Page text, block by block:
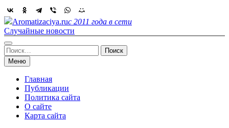
Skip
to
content
Aromatizaciya.ruс 2011 года в сети
Случайные новости
Найти:
Меню
Главная
Публикации
Политика сайта
О сайте
Карта сайта